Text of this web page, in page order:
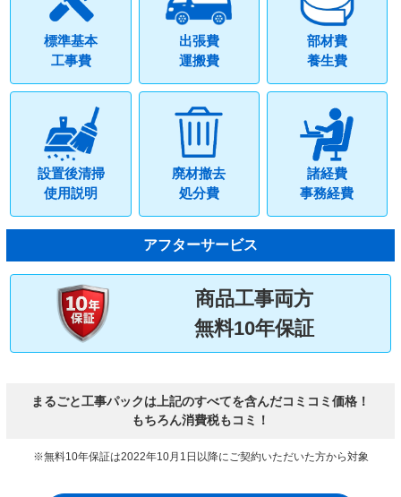
標準基本
工事費
出張費
運搬費
部材費
養生費
設置後清掃
使用説明
廃材撤去
処分費
諸経費
事務経費
アフターサービス
商品工事両方
無料10年保証
まるごと工事パックは上記のすべてを含んだコミコミ価格！
もちろん消費税もコミ！
※無料10年保証は2022年10月1日以降にご契約いただいた方から対象